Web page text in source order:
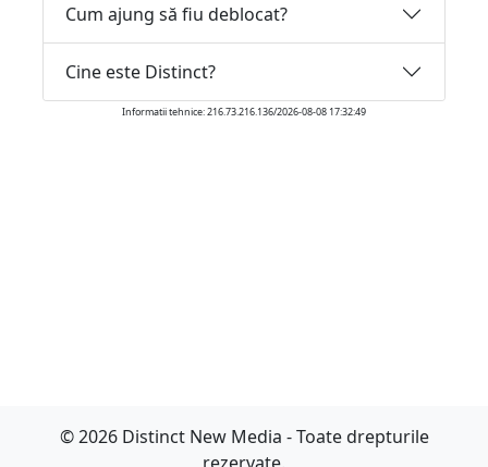
Cum ajung să fiu deblocat?
Cine este Distinct?
Informatii tehnice: 216.73.216.136/2026-08-08 17:32:49
© 2026 Distinct New Media - Toate drepturile